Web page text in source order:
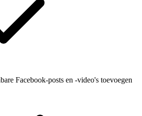
Facebook-posts en -video's toevoegen